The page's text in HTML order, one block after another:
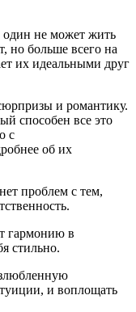
один не может жить
но больше всего на
их идеальными друг
и романтику.
способен все это
с
об их
проблем с тем,
гармонию в
стильно.
и воплощать